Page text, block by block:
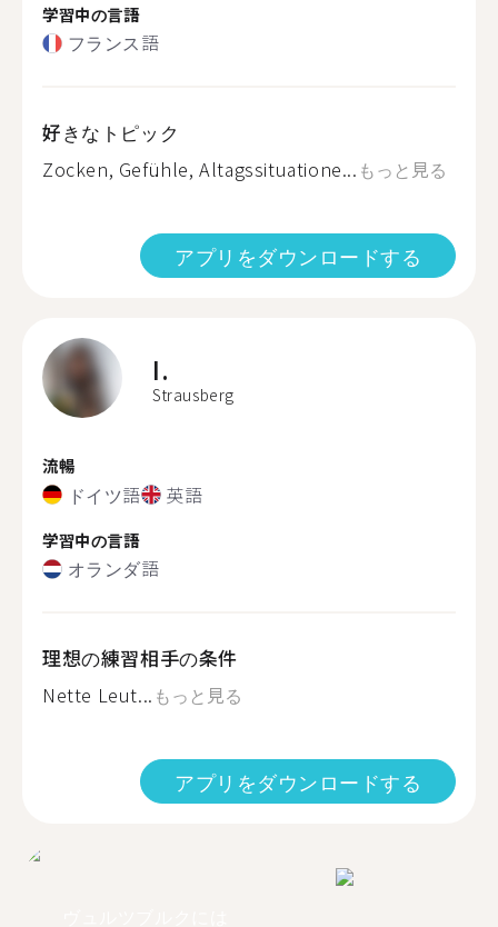
学習中の言語
フランス語
好きなトピック
Zocken, Gefühle, Altagssituatione... もっと見る
アプリをダウンロードする
I.
Strausberg
流暢
ドイツ語 英語
学習中の言語
オランダ語
理想の練習相手の条件
Nette Leut... もっと見る
アプリをダウンロードする